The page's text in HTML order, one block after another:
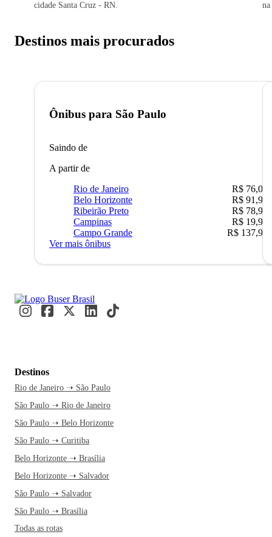
cidade Santa Cruz - RN.
Destinos mais procurados
Ônibus para São Paulo
Saindo de
A partir de
Rio de Janeiro
R$ 76,09
Belo Horizonte
R$ 91,90
Ribeirão Preto
R$ 78,90
Campinas
R$ 19,90
Campo Grande
R$ 137,90
Ver mais ônibus
Destinos
Rio de Janeiro ➝ São Paulo
São Paulo ➝ Rio de Janeiro
São Paulo ➝ Belo Horizonte
São Paulo ➝ Curitiba
Belo Horizonte ➝ Brasília
Belo Horizonte ➝ Salvador
São Paulo ➝ Salvador
São Paulo ➝ Brasília
Todas as rotas